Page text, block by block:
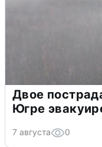
Двое
Югре
7 августа 0